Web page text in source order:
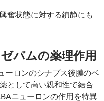
奮状態に対する鎮静にも
パムの薬理作用
ーロンのシナプス後膜のベ
として高い親和性で結合
ニューロンの作用を特異